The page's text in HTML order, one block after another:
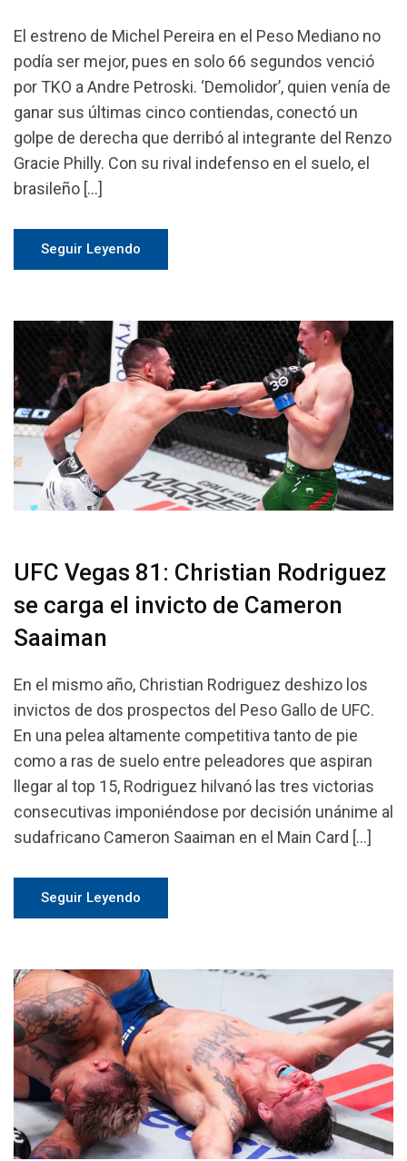
El estreno de Michel Pereira en el Peso Mediano no
podía ser mejor, pues en solo 66 segundos venció
por TKO a Andre Petroski. ‘Demolidor’, quien venía de
ganar sus últimas cinco contiendas, conectó un
golpe de derecha que derribó al integrante del Renzo
Gracie Philly. Con su rival indefenso en el suelo, el
brasileño […]
Seguir Leyendo
UFC Vegas 81: Christian Rodriguez
se carga el invicto de Cameron
Saaiman
En el mismo año, Christian Rodriguez deshizo los
invictos de dos prospectos del Peso Gallo de UFC.
En una pelea altamente competitiva tanto de pie
como a ras de suelo entre peleadores que aspiran
llegar al top 15, Rodriguez hilvanó las tres victorias
consecutivas imponiéndose por decisión unánime al
sudafricano Cameron Saaiman en el Main Card […]
Seguir Leyendo